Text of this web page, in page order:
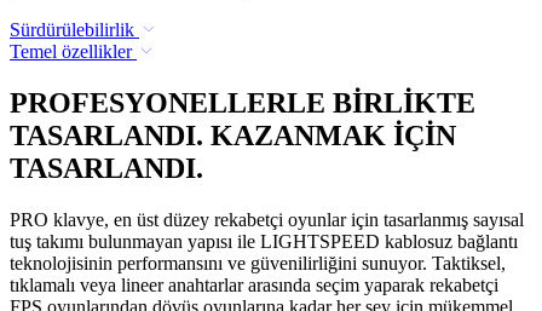
Sürdürülebilirlik
Temel özellikler
PROFESYONELLERLE BİRLİKTE
TASARLANDI. KAZANMAK İÇİN
TASARLANDI.
PRO klavye, en üst düzey rekabetçi oyunlar için tasarlanmış sayısal
tuş takımı bulunmayan yapısı ile LIGHTSPEED kablosuz bağlantı
teknolojisinin performansını ve güvenilirliğini sunuyor. Taktiksel,
tıklamalı veya lineer anahtarlar arasında seçim yaparak rekabetçi
FPS oyunlarından dövüş oyunlarına kadar her şey için mükemmel